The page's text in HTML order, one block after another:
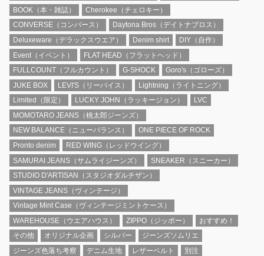
BOOK（本・雑誌）
Cherokee（チェロキー）
CONVERSE（コンバース）
Daytona Bros（デイトナブロス）
Deluxeware（デラックスウエア）
Denim shirt
DIY（自作）
Event（イベント）
FLAT HEAD（フラットヘッド）
FULLCOUNT（フルカウント）
G-SHOCK
Goro's（ゴローズ）
JUKE BOX
LEVI'S（リーバイス）
Lightning（ライトニング）
Limited（限定）
LUCKY JOHN（ラッキージョン）
LVC
MOMOTARO JEANS（桃太郎ジーンズ）
NEW BALANCE（ニューバランス）
ONE PIECE OF ROCK
Pronto denim
RED WING（レッドウイング）
SAMURAI JEANS（サムライジーンズ）
SNEAKER（スニーカー）
STUDIO D'ARTISAN（スタジオダルチザン）
VINTAGE JEANS（ヴィンテージ）
Vintage Mint Case（ヴィンテージミントケース）
WAREHOUSE（ウエアハウス）
ZIPPO（ジッポー）
おすすめ！
その他
オリジナル企画 シルバー
ジーンズソムリエ
ジーンズ色落ち考察
デニム生地 レザーベルト
別注